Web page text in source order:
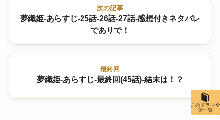
次の記事
夢織姫-あらすじ-25話-26話-27話-感想付きネタバレ
でありで！
最終回
夢織姫-あらすじ-最終回(45話)-結末は！？
このドラマ全
話一覧